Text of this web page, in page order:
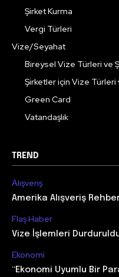
Şirket Kurma
Vergi Türleri
Vize/Seyahat
Bireysel Vize Türleri ve
Şirketler için Vize Türleri
Green Card
Vatandaşlık
TREND
Alışveriş
Amerika Alışveriş
Flaş Haber
Vize İşlemleri
Ekonomi
“Ekonomi Uyumlu Bir